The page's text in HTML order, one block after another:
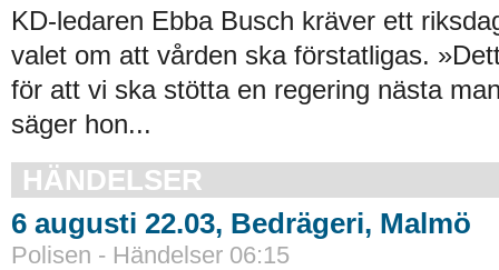
KD-ledaren Ebba Busch kräver ett
valet om att vården ska förstatligas.
för att vi ska stötta en regering nästa
säger hon...
HÄNDELSER
6 augusti 22.03, Bedrägeri, Malmö
Polisen - Händelser 06:15